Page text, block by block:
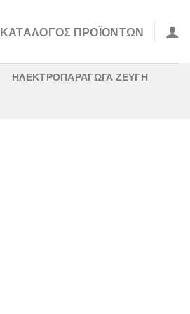
ΚΑΤΑΛΟΓΟΣ ΠΡΟΪΟΝΤΩΝ
ΗΛΕΚΤΡΟΠΑΡΑΓΩΓΑ ΖΕΥΓΗ